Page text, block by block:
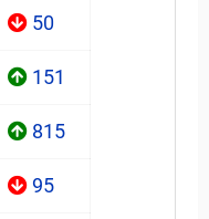
50
151
815
95